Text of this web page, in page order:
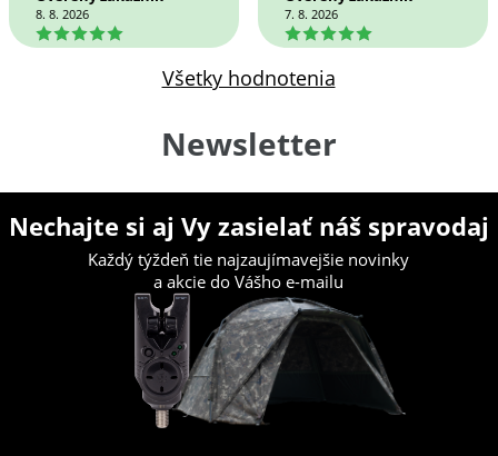
8. 8. 2026
5
7. 8. 2026
5
Všetky hodnotenia
Newsletter
Nechajte si aj Vy zasielať náš spravodaj
Každý týždeň tie najzaujímavejšie novinky
a akcie do Vášho e-mailu